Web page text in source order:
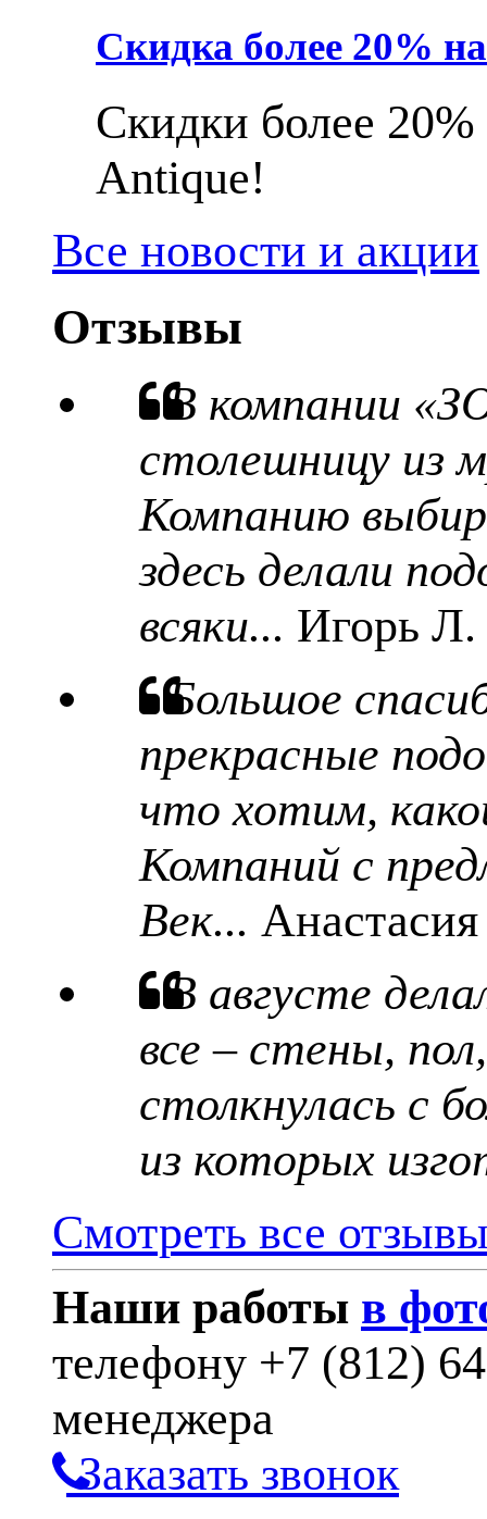
Скидка более 20%
Скидки более
Antique!
Все новости и акции
Отзывы
В компании
столешницу из
Компанию
здесь делали
всяки... Игорь Л.
Большое
прекрасные
что хотим,
Компаний с
Век...
В августе
все – стены,
столкнулась с
из которых
Смотреть все
Наши работы в
телефону +7 (812)
менеджера
Заказать звонок